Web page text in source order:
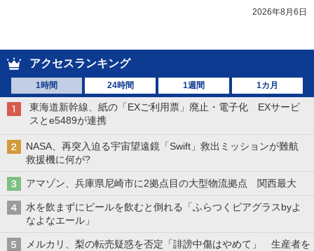
2026年8月6日
アクセスランキング
1時間 24時間 1週間 1カ月
東海道新幹線、紙の「EXご利用票」廃止・電子化 EXサービ
スとe5489が連携
NASA、再突入迫る宇宙望遠鏡「Swift」救出ミッションが難航
救援機に何が?
アマゾン、兵庫県尼崎市に2拠点目の大型物流拠点 関西最大
水を飲まずにビールを飲むと倒れる「ふらつくビアグラスbyよ
なよなエール」
メルカリ、梨の転売疑惑を否定「誹謗中傷はやめて」 生産者を